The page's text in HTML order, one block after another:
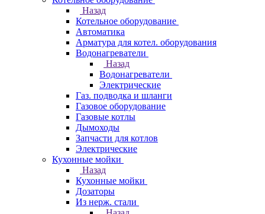
Назад
Котельное оборудование
Автоматика
Арматура для котел. оборудования
Водонагреватели
Назад
Водонагреватели
Электрические
Газ. подводка и шланги
Газовое оборудование
Газовые котлы
Дымоходы
Запчасти для котлов
Электрические
Кухонные мойки
Назад
Кухонные мойки
Дозаторы
Из нерж. стали